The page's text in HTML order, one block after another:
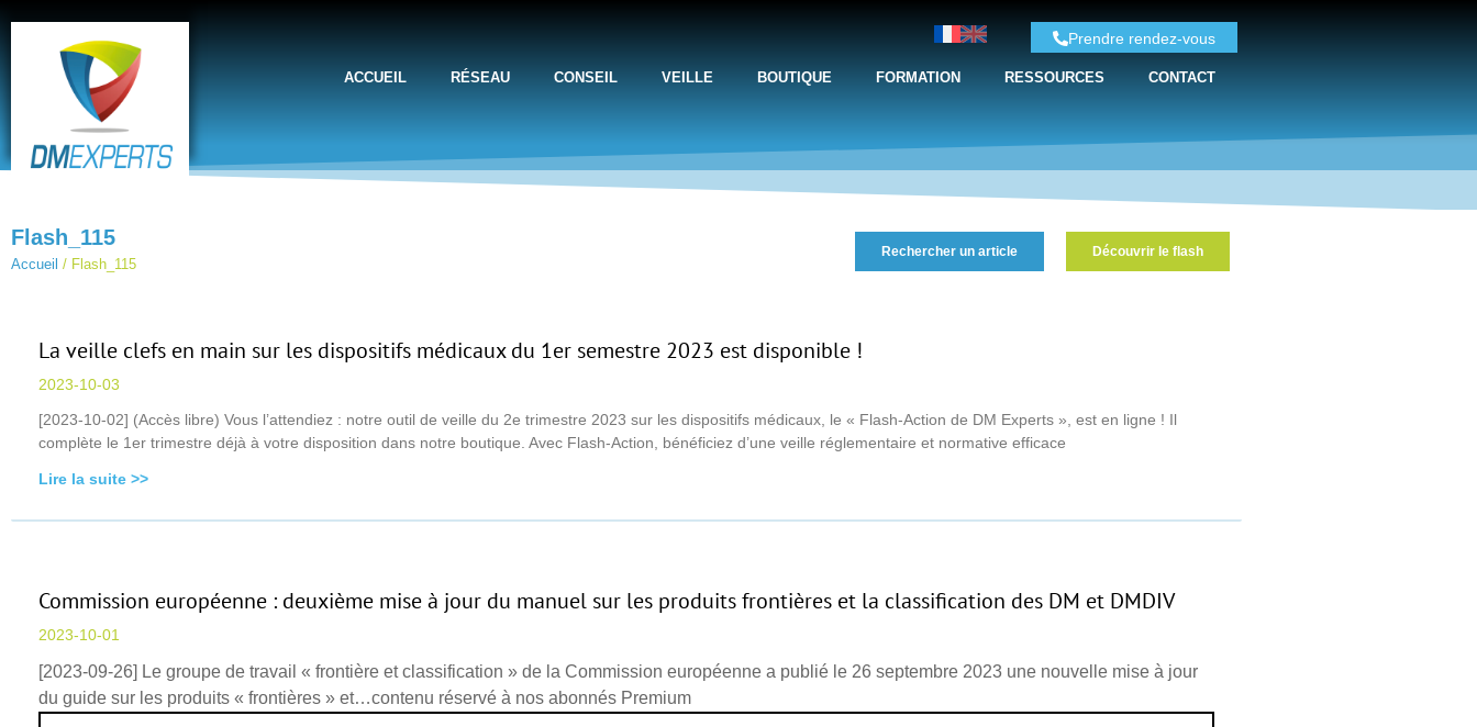
Prendre rendez-vous
ACCUEIL RÉSEAU CONSEIL VEILLE BOUTIQUE FORMATION RESSOURCES CONTACT
Flash_115
Accueil / Flash_115
Rechercher un article Découvrir le flash
La veille clefs en main sur les dispositifs médicaux du 1er semestre 2023 est disponible !
2023-10-03
[2023-10-02] (Accès libre) Vous l’attendiez : notre outil de veille du 2e trimestre 2023 sur les dispositifs médicaux, le « Flash-Action de DM Experts », est en ligne ! Il
complète le 1er trimestre déjà à votre disposition dans notre boutique. Avec Flash-Action, bénéficiez d’une veille réglementaire et normative efficace
Lire la suite >>
Commission européenne : deuxième mise à jour du manuel sur les produits frontières et la classification des DM et DMDIV
2023-10-01
[2023-09-26] Le groupe de travail « frontière et classification » de la Commission européenne a publié le 26 septembre 2023 une nouvelle mise à jour
du guide sur les produits « frontières » et…contenu réservé à nos abonnés Premium